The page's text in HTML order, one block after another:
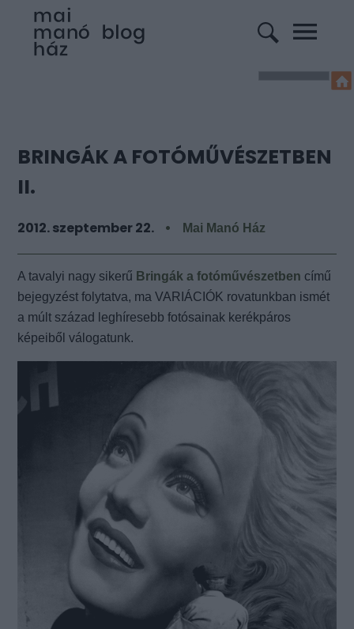
BRINGÁK A FOTÓMŰVÉSZETBEN
II.
2012. szeptember 22. Mai Manó Ház
A tavalyi nagy sikerű Bringák a fotóművészetben című
bejegyzést folytatva, ma VARIÁCIÓK rovatunkban ismét
a múlt század leghíresebb fotósainak kerékpáros
képeiből válogatunk.